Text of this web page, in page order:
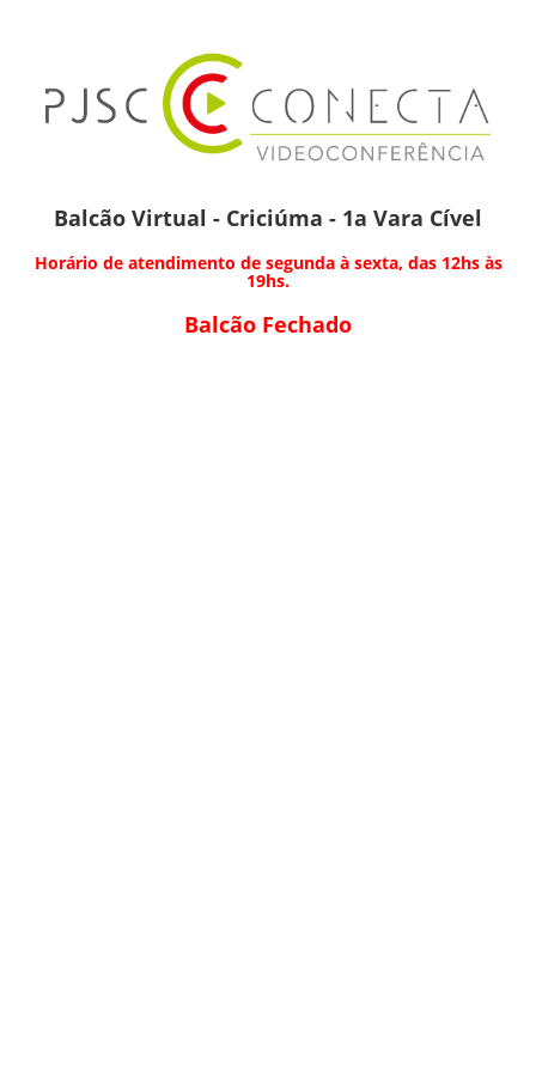
Balcão Virtual - Criciúma - 1a Vara Cível
Horário de atendimento de segunda à sexta, das 12hs às
19hs.
Balcão Fechado